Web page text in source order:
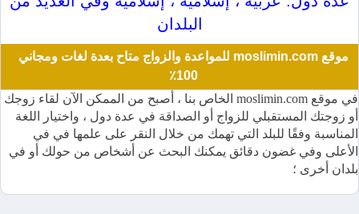
البلدان
موقع moslimin.com للمواعدة والزواج متاح بعدة لغات ومجاني
100٪
في موقع moslimin.com الخاص بنا ، أصبح من الممكن الآن لقاء زوجك
أو زوجتك المستقبلي للزواج أو الصداقة في عدة دول ، واختيار اللغة
المناسبة وفقًا للبلد التي تهمك من خلال النقر على علمها في في
الأعلى وفي غضون دقائق يمكنك البحث عن أشخاص من حولك أو في
بلدان أخرى ؛